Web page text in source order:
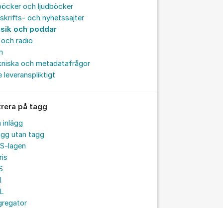
och ljudböcker
och nyhetssajter
och poddar
radio
och metadatafrågor
leveranspliktigt
på tagg
inlägg
utan tagg
lagen